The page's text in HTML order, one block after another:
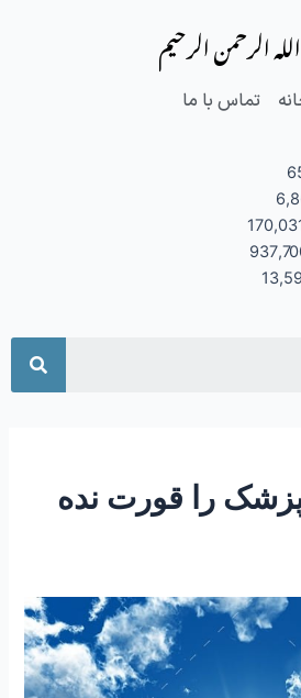
الرحمن الرحیم
تماس با ما
را قورت نده